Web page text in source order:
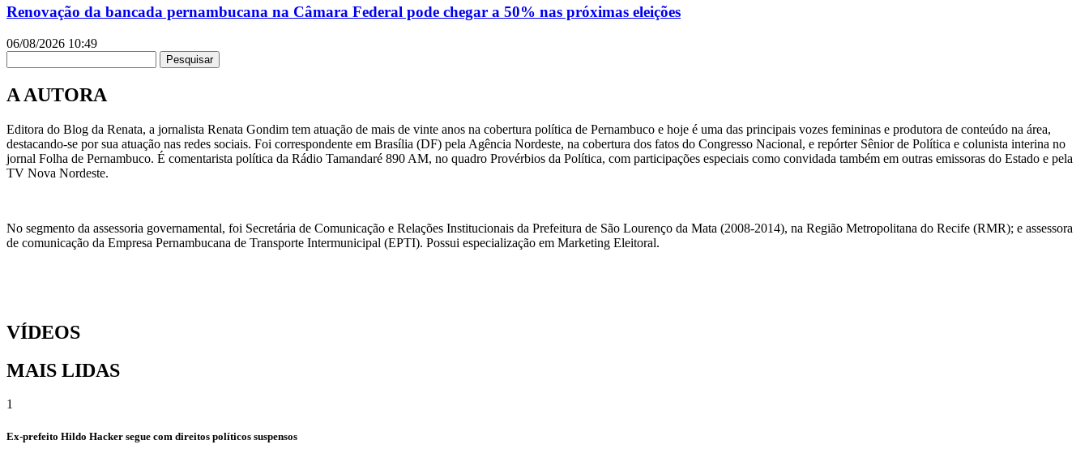
Renovação da bancada pernambucana na Câmara Federal pode chegar a 50% nas próximas eleições
06/08/2026 10:49
Pesquisar
A AUTORA
Editora do Blog da Renata, a jornalista Renata Gondim tem atuação de mais de vinte anos na cobertura política de Pernambuco e hoje é uma das principais vozes femininas e produtora de conteúdo na área,
destacando-se por sua atuação nas redes sociais. Foi correspondente em Brasília (DF) pela Agência Nordeste, na cobertura dos fatos do Congresso Nacional, e repórter Sênior de Política e colunista interina no
jornal Folha de Pernambuco. É comentarista política da Rádio Tamandaré 890 AM, no quadro Provérbios da Política, com participações especiais como convidada também em outras emissoras do Estado e pela
TV Nova Nordeste.
No segmento da assessoria governamental, foi Secretária de Comunicação e Relações Institucionais da Prefeitura de São Lourenço da Mata (2008-2014), na Região Metropolitana do Recife (RMR); e assessora
de comunicação da Empresa Pernambucana de Transporte Intermunicipal (EPTI). Possui especialização em Marketing Eleitoral.
VÍDEOS
MAIS LIDAS
1
Ex-prefeito Hildo Hacker segue com direitos políticos suspensos